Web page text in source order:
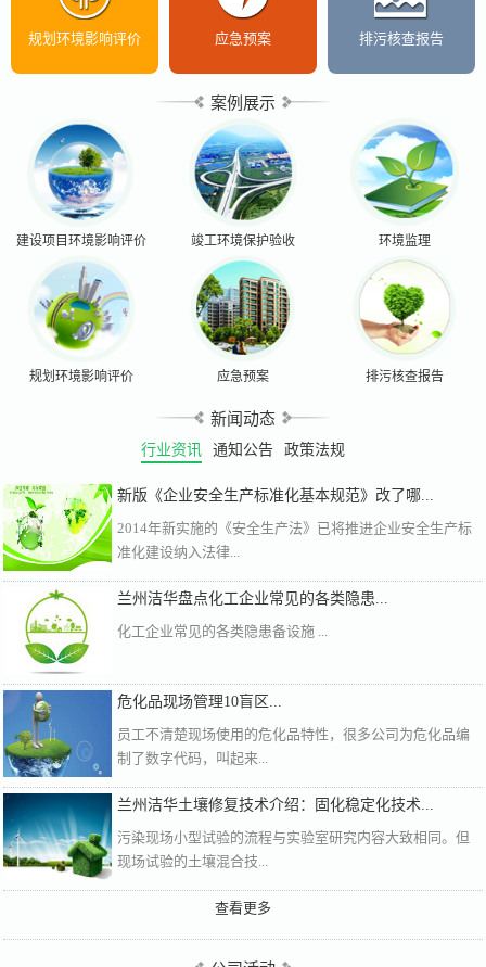
规划环境影响评价 应急预案 排污核查报告
案例展示
建设项目环境影响评价 竣工环境保护验收 环境监理
规划环境影响评价 应急预案 排污核查报告
新闻动态
行业资讯 通知公告 政策法规
新版《企业安全生产标准化基本规范》改了哪...
2014年新实施的《安全生产法》已将推进企业安全生产标
准化建设纳入法律...
兰州洁华盘点化工企业常见的各类隐患...
化工企业常见的各类隐患备设施 ...
危化品现场管理10盲区...
员工不清楚现场使用的危化品特性，很多公司为危化品编
制了数字代码，叫起来...
兰州洁华土壤修复技术介绍：固化稳定化技术...
污染现场小型试验的流程与实验室研究内容大致相同。但
现场试验的土壤混合技...
查看更多